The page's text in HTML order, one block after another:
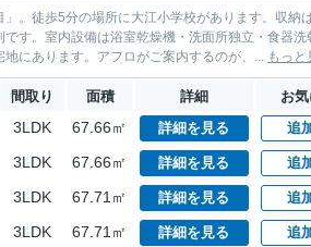
。徒歩5分の場所に大江小学校があります。収納
す。室内設備は浴室乾燥機・洗面所独立・食器洗
にあります。アフロがご案内するのが、... もっと
間取り 面積 詳細 お
3LDK 67.66㎡ 詳細を見る 追
3LDK 67.66㎡ 詳細を見る 追
3LDK 67.71㎡ 詳細を見る 追
3LDK 67.71㎡ 詳細を見る 追